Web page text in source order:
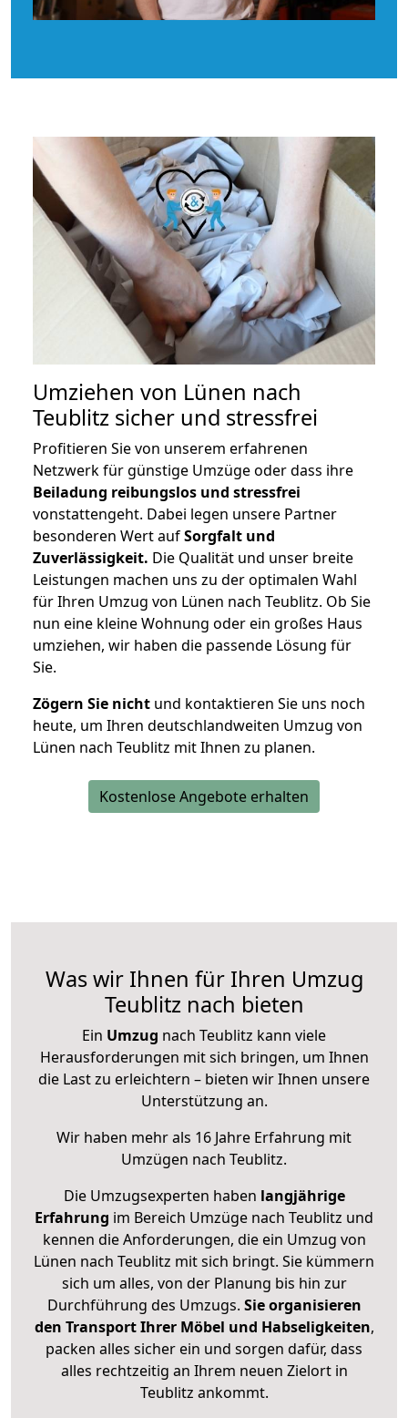
Umziehen von Lünen nach
Teublitz sicher und stressfrei
Profitieren Sie von unserem erfahrenen
Netzwerk für günstige Umzüge oder dass ihre
Beiladung reibungslos und stressfrei
vonstattengeht. Dabei legen unsere Partner
besonderen Wert aufSorgfalt und
Zuverlässigkeit. Die Qualität und unser breite
Leistungen machen uns zu der optimalen Wahl
für Ihren Umzug von Lünen nach Teublitz. Ob Sie
nun eine kleine Wohnung oder ein großes Haus
umziehen, wir haben die passende Lösung für
Sie.
Zögern Sie nicht und kontaktieren Sie uns noch
heute, um Ihren deutschlandweiten Umzug von
Lünen nach Teublitz mit Ihnen zu planen.
Kostenlose Angebote erhalten
Was wir Ihnen für Ihren Umzug
Teublitz nach bieten
Ein Umzug nach Teublitz kann viele
Herausforderungen mit sich bringen, um Ihnen
die Last zu erleichtern – bieten wir Ihnen unsere
Unterstützung an.
Wir haben mehr als 16 Jahre Erfahrung mit
Umzügen nach Teublitz.
Die Umzugsexperten haben langjährige
Erfahrung im Bereich Umzüge nach Teublitz und
kennen die Anforderungen, die ein Umzug von
Lünen nach Teublitz mit sich bringt. Sie kümmern
sich um alles, von der Planung bis hin zur
Durchführung des Umzugs. Sie organisieren
den Transport Ihrer Möbel und Habseligkeiten,
packen alles sicher ein und sorgen dafür, dass
alles rechtzeitig an Ihrem neuen Zielort in
Teublitz ankommt.